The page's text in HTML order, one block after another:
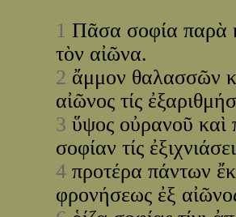
1 Πᾶσα σοφία παρὰ
τὸν αἰῶνα.
2 ἄμμον θαλασσῶν
αἰῶνος τίς
3 ὕψος οὐρανοῦ καὶ
σοφίαν τίς
4 προτέρα πάντων
φρονήσεως ἐξ